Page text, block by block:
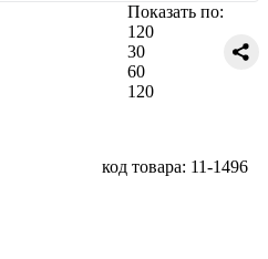
Показать по:
120
30
60
120
код товара: 11-1496